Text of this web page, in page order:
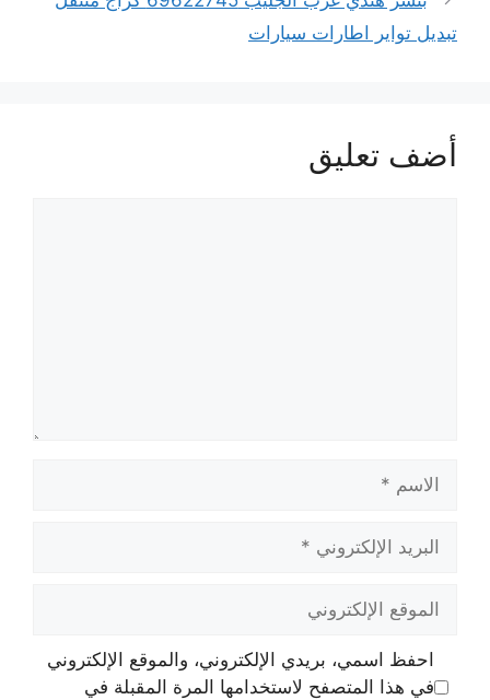
تبديل تواير اطارات سيارات
أضف تعليق
الاسم
البريد
الإلكتروني
الموقع
الإلكتروني
احفظ اسمي، بريدي الإلكتروني، والموقع الإلكتروني
في هذا المتصفح لاستخدامها المرة المقبلة في